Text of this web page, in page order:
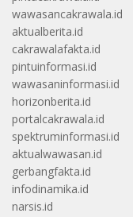
wawasancakrawala.id
aktualberita.id
cakrawalafakta.id
pintuinformasi.id
wawasaninformasi.id
horizonberita.id
portalcakrawala.id
spektruminformasi.id
aktualwawasan.id
gerbangfakta.id
infodinamika.id
narsis.id